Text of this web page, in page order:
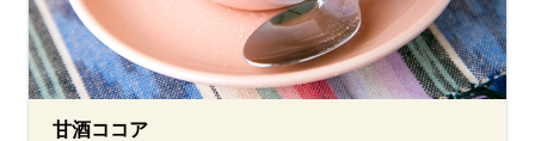
甘酒ココア